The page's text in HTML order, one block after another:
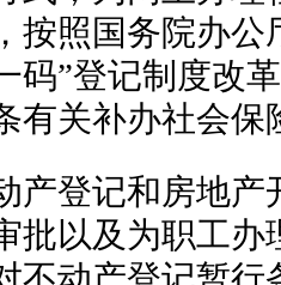
按照国务院办公
码”登记制度改
有关补办社会保
登记和房地产
批以及为职工办